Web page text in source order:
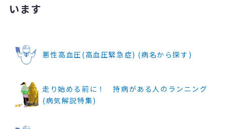
います
悪性高血圧(高血圧緊急症) (病名から探す)
走り始める前に！ 持病がある人のランニング
(病気解説特集)